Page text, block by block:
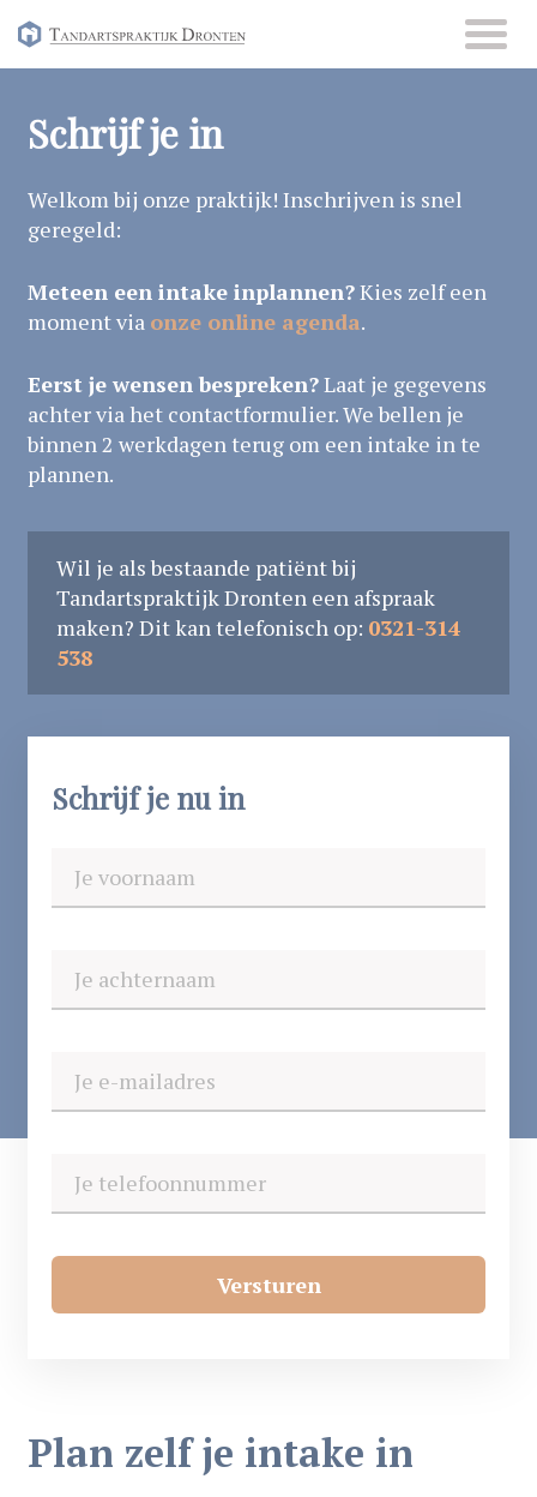
content
Schrijf je in
Welkom bij onze praktijk! Inschrijven is snel
geregeld:
Meteen een intake inplannen?Kies zelf een
moment via onze online agenda.
Eerst je wensen bespreken?Laat je gegevens
achter via het contactformulier. We bellen je
binnen 2 werkdagen terug om een intake in te
plannen.
Wil je als bestaande patiënt bij
Tandartspraktijk Dronten een afspraak
maken? Dit kan telefonisch op: 0321-314
538
Schrijf je nu in
Plan zelf je intake in